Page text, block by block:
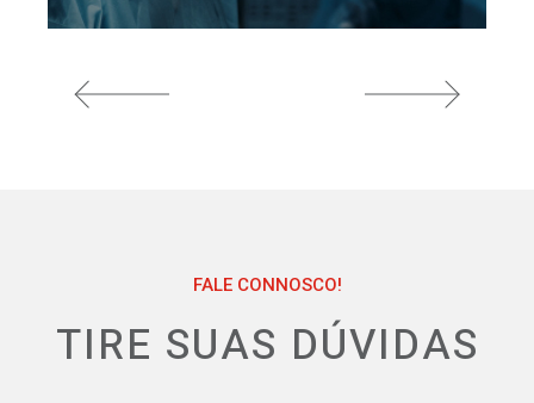
FALE CONNOSCO!
TIRE SUAS DÚVIDAS